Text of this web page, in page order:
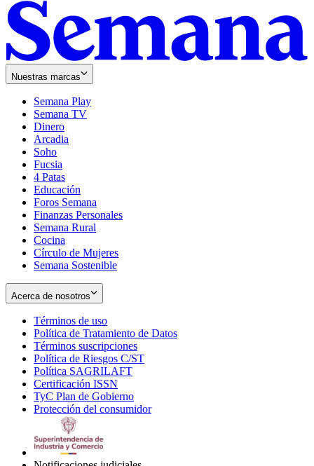
Nuestras marcas
Semana Play
Semana TV
Dinero
Arcadia
Soho
in
new
window
Fucsia
in
new
window
4 Patas
Educación
Foros Semana
Finanzas Personales
Semana Rural
Cocina
Círculo de Mujeres
Semana Sostenible
Acerca de nosotros
Términos de uso
in
new
window
Política de Tratamiento de Datos
Términos suscripciones
in
Política de Riesgos C/ST
Política SAGRILAFT
new
window
Certificación ISSN
in
new
TyC Plan de Gobierno
in
Protección del consumidorOpens